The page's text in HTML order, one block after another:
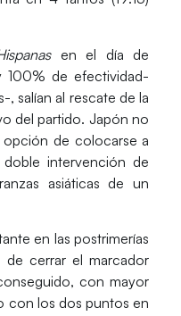
en el día de
100% de efectividad-
, salían al rescate de la
del partido. Japón no
opción de colocarse a
intervención de
asiáticas de un
en las postrimerías
de cerrar el marcador
con mayor
con los dos puntos en